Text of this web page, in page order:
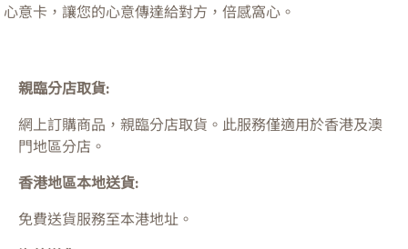
心意卡，讓您的心意傳達給對方，倍感窩心。
親臨分店取貨:
網上訂購商品，親臨分店取貨。此服務僅適用於香港及澳
門地區分店。
香港地區本地送貨:
免費送貨服務至本港地址。